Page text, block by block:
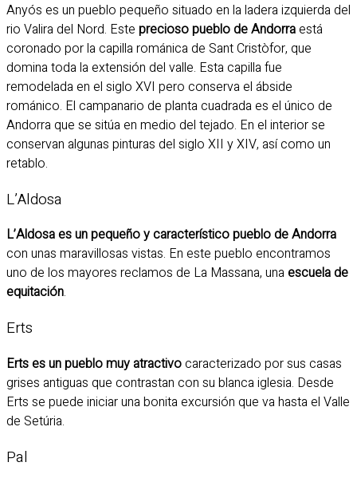
Anyós es un pueblo pequeño situado en la ladera izquierda del
rio Valira del Nord. Este precioso pueblo de Andorraestá
coronado por la capilla románica de Sant Cristòfor, que
domina toda la extensión del valle. Esta capilla fue
remodelada en el siglo XVI pero conserva el ábside
románico. El campanario de planta cuadrada es el único de
Andorra que se sitúa en medio del tejado. En el interior se
conservan algunas pinturas del siglo XII y XIV, así como un
retablo.
L’Aldosa
L’Aldosa es un pequeño y característico pueblo de Andorra
con unas maravillosas vistas. En este pueblo encontramos
uno de los mayores reclamos de La Massana, unaescuela de
equitación.
Erts
Erts es un pueblo muy atractivocaracterizado por sus casas
grises antiguas que contrastan con su blanca iglesia. Desde
Erts se puede iniciar una bonita excursión que va hasta el Valle
de Setúria.
Pal